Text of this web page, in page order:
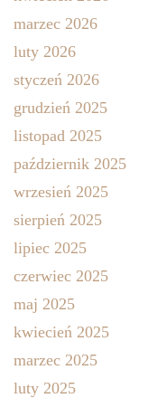
marzec 2026
luty 2026
styczeń 2026
grudzień 2025
listopad 2025
październik 2025
wrzesień 2025
sierpień 2025
lipiec 2025
czerwiec 2025
maj 2025
kwiecień 2025
marzec 2025
luty 2025